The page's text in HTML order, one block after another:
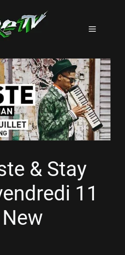
Menu
& Stay
11